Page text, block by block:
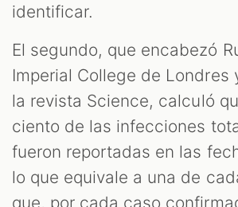
identificar.
El segundo, que encabezó
Imperial College de Londres
la revista Science, calculó
ciento de las infecciones
fueron reportadas en las
lo que equivale a una de
que, por cada caso